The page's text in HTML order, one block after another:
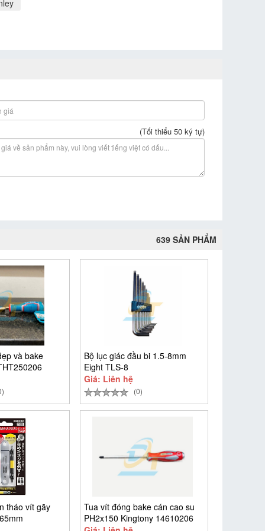
(Tối thiểu 50 ký tự)
639 SẢN PHẨM
và bake
Bộ lục giác đầu bi 1.5-8mm
Eight TLS-8
Giá: Liên hệ
(0)
tháo vít gãy
Tua vít đóng bake cán cao su
PH2x150 Kingtony 14610206